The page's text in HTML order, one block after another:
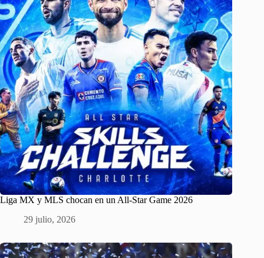
Liga MX y MLS chocan en un All-Star Game 2026
29 julio, 2026